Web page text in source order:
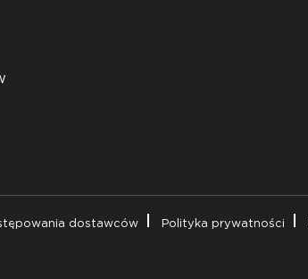
dostawców Polityka prywatności